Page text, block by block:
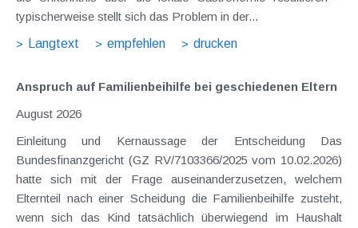
typischerweise stellt sich das Problem in der...
Langtext
empfehlen drucken
Anspruch auf Familienbeihilfe bei geschiedenen Eltern
August 2026
Einleitung und Kernaussage der Entscheidung Das
Bundesfinanzgericht (GZ RV/7103366/2025 vom 10.02.2026)
hatte sich mit der Frage auseinanderzusetzen, welchem
Elternteil nach einer Scheidung die Familienbeihilfe zusteht,
wenn sich das Kind tatsächlich überwiegend im Haushalt